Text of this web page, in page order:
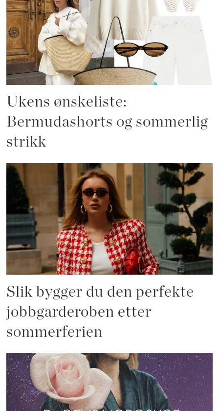
Ukens ønskeliste:
Bermudashorts og sommerlig
strikk
Slik bygger du den perfekte
jobbgarderoben etter
sommerferien